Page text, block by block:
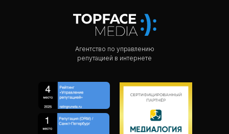
Агентство по управлению
репутацией в интернете